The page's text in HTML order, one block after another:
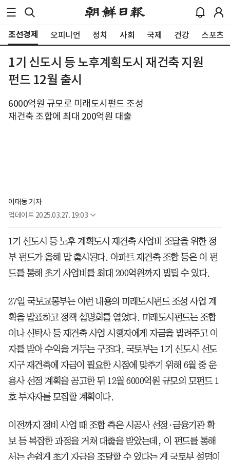
조선경제 오피니언 정치 사회 국제 건강 스포츠
1기 신도시 등 노후계획도시 재건축 지원
펀드 12월 출시
6000억원 규모로 미래도시펀드 조성
재건축 조합에 최대 200억원 대출
이태동 기자
업데이트 2025.03.27. 19:03
1기 신도시 등 노후 계획도시 재건축 사업비 조달을 위한 정
부 펀드가 올해 말 출시된다. 아파트 재건축 조합 등은 이 펀
드를 통해 초기 사업비를 최대 200억원까지 빌릴 수 있다.
27일 국토교통부는 이런 내용의 미래도시펀드 조성 사업 계
획을 발표하고 정책 설명회를 열었다. 미래도시펀드는 조합
이나 신탁사 등 재건축 사업 시행자에게 자금을 빌려주고 이
자를 받아 수익을 거두는 구조다. 국토부는 1기 신도시 선도
지구 재건축에 자금이 필요한 시점에 맞추기 위해 6월 중 운
용사 선정 계획을 공고한 뒤 12월 6000억원 규모의 모펀드 1
호 투자자를 모집할 계획이다.
이전까지 정비 사업 때 조합 측은 시공사 선정·금융기관 확
보 등 복잡한 과정을 거쳐 대출을 받았는데, 이 펀드를 통해
서는 손쉽게 초기 자금을 조달할 수 있다는 게 국토부 설명이